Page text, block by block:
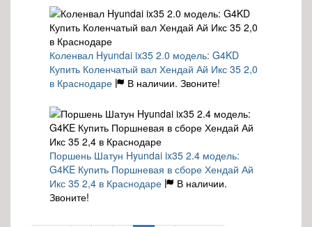
Коленвал Hyundai ix35 2.0 модель: G4KD
Купить Коленчатый вал Хендай Ай Икс 35 2,0
в Краснодаре
В наличии. Звоните!
Поршень Шатун Hyundai ix35 2.4 модель:
G4KE Купить Поршневая в сборе Хендай Ай
Икс 35 2,4 в Краснодаре
В наличии.
Звоните!